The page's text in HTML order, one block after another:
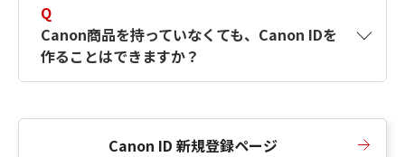
Q
Canon商品を持っていなくても、Canon IDを
作ることはできますか？
Canon ID 新規登録ページ